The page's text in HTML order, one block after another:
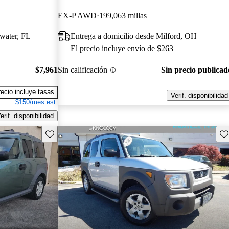
FL
$7,961
incluye tasas
$150/mes est.
disponibilidad
EX-P AWD 199,063 millas
Entrega a domicilio desde Milford, OH
El precio incluye envío de $263
Sin calificación Sin precio
Verif. disponibilidad
Guarda este Aviso